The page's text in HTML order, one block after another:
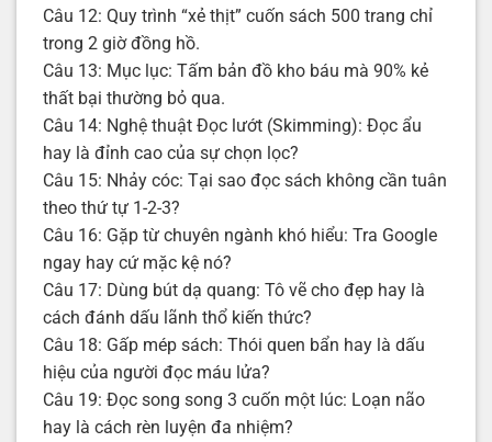
Câu 12: Quy trình “xẻ thịt” cuốn sách 500 trang chỉ
trong 2 giờ đồng hồ.
Câu 13: Mục lục: Tấm bản đồ kho báu mà 90% kẻ
thất bại thường bỏ qua.
Câu 14: Nghệ thuật Đọc lướt (Skimming): Đọc ẩu
hay là đỉnh cao của sự chọn lọc?
Câu 15: Nhảy cóc: Tại sao đọc sách không cần tuân
theo thứ tự 1-2-3?
Câu 16: Gặp từ chuyên ngành khó hiểu: Tra Google
ngay hay cứ mặc kệ nó?
Câu 17: Dùng bút dạ quang: Tô vẽ cho đẹp hay là
cách đánh dấu lãnh thổ kiến thức?
Câu 18: Gấp mép sách: Thói quen bẩn hay là dấu
hiệu của người đọc máu lửa?
Câu 19: Đọc song song 3 cuốn một lúc: Loạn não
hay là cách rèn luyện đa nhiệm?